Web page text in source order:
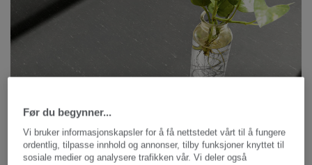
Slik finner du Tarketts
Før du begynner...
Vi bruker informasjonskapsler for å få nettstedet vårt til å fungere
ordentlig, tilpasse innhold og annonser, tilby funksjoner knyttet til
sosiale medier og analysere trafikken vår. Vi deler også